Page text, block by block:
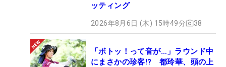
ッティング
2026年8月6日 (木) 15時49分 38
「ボトッ！って音が…」ラウンド中
にまさかの珍客!? 都玲華、頭の上